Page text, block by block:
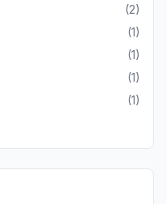
(2)
(1)
(1)
(1)
(1)